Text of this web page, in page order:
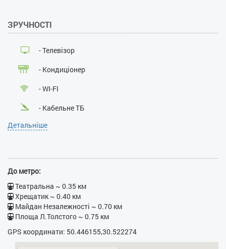
Розміщення з тваринами:ні
ЗРУЧНОСТІ
- Телевізор
- Кондиціонер
- WI-FI
- Кабельне ТБ
- Балкон
- Холодильник
Детальніше
До метро:
Театральна ~ 0.35 км
Хрещатик ~ 0.40 км
Майдан Незалежності ~ 0.70 км
Площа Л.Толстого ~ 0.75 км
GPS координати: 50.446155,30.522274